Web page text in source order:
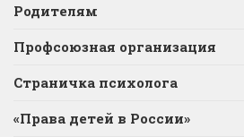
Родителям
Профсоюзная организация
Страничка психолога
«Права детей в России»